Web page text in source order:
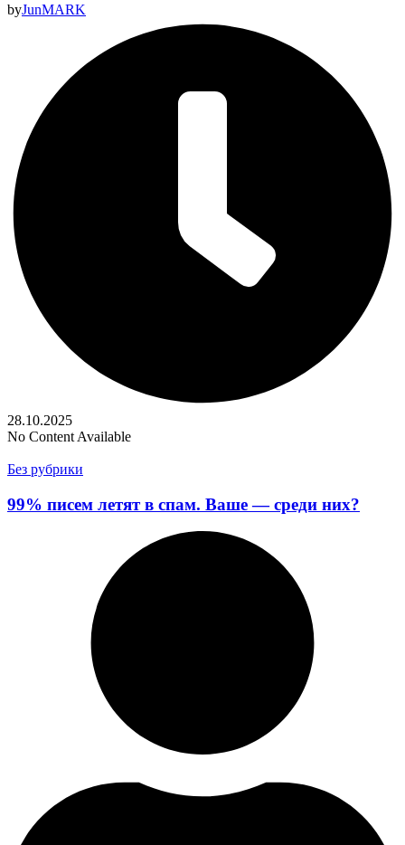
byJunMARK
28.10.2025
No Content Available
Без рубрики
99% писем летят в спам. Ваше — среди них?